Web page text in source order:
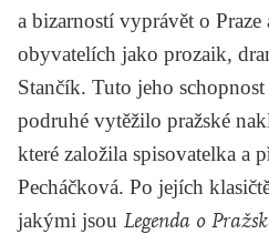
a bizarností vyprávět o
obyvatelích jako prozaik,
Stančík. Tuto jeho
podruhé vytěžilo pražské
které založila spisovatelka a
Pecháčková. Po jejích
jakými jsou Legenda o